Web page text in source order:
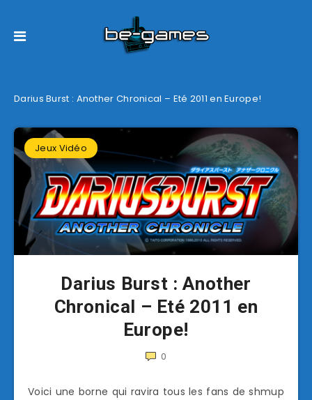
Darius Burst : Another Chronical – Eté 2011 en Europe!
Jeux Vidéo
Darius Burst : Another
Chronical – Eté 2011 en
Europe!
0
Voici une borne qui ravira tous les fans de shmup